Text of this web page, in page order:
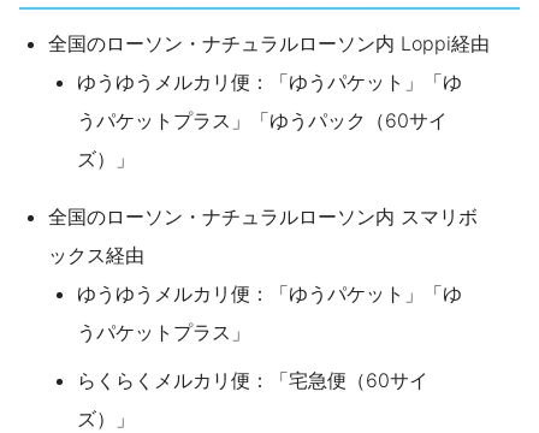
全国のローソン・ナチュラルローソン内 Loppi経由
ゆうゆうメルカリ便：「ゆうパケット」「ゆ
うパケットプラス」「ゆうパック（60サイ
ズ）」
全国のローソン・ナチュラルローソン内 スマリボ
ックス経由
ゆうゆうメルカリ便：「ゆうパケット」「ゆ
うパケットプラス」
らくらくメルカリ便：「宅急便（60サイ
ズ）」